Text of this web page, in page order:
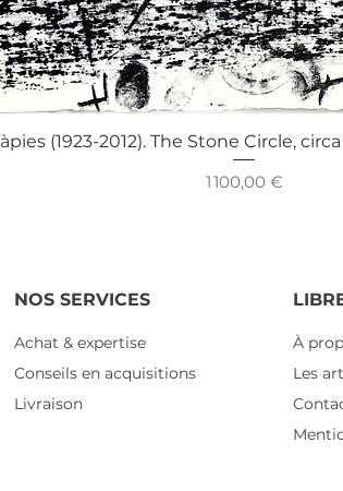
Aperçu rapide
(1923-2012). The Stone Circle,
Prix
1 100,00 €
NOS SERVICES
Achat & expertise
Conseils en acquisitions
Livraison
À
Les